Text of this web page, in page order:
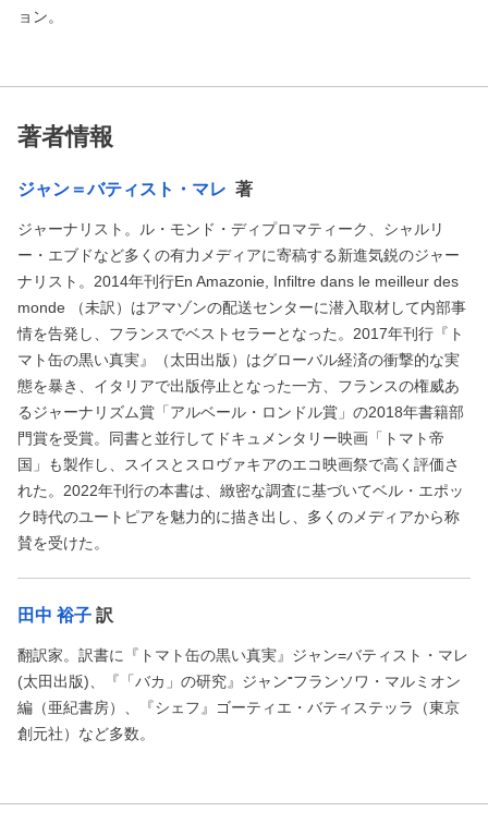
ョン。
著者情報
ジャン＝バティスト・マレ 著
ジャーナリスト。ル・モンド・ディプロマティーク、シャルリ
ー・エブドなど多くの有力メディアに寄稿する新進気鋭のジャー
ナリスト。2014年刊行En Amazonie, Infiltre dans le meilleur des
monde （未訳）はアマゾンの配送センターに潜入取材して内部事
情を告発し、フランスでベストセラーとなった。2017年刊行『ト
マト缶の黒い真実』（太田出版）はグローバル経済の衝撃的な実
態を暴き、イタリアで出版停止となった一方、フランスの権威あ
るジャーナリズム賞「アルベール・ロンドル賞」の2018年書籍部
門賞を受賞。同書と並行してドキュメンタリー映画「トマト帝
国」も製作し、スイスとスロヴァキアのエコ映画祭で高く評価さ
れた。2022年刊行の本書は、緻密な調査に基づいてベル・エポッ
ク時代のユートピアを魅力的に描き出し、多くのメディアから称
賛を受けた。
田中 裕子 訳
翻訳家。訳書に『トマト缶の黒い真実』ジャン=バティスト・マレ
(太田出版)、『「バカ」の研究』ジャン⁼フランソワ・マルミオン
編（亜紀書房）、『シェフ』ゴーティエ・バティステッラ（東京
創元社）など多数。